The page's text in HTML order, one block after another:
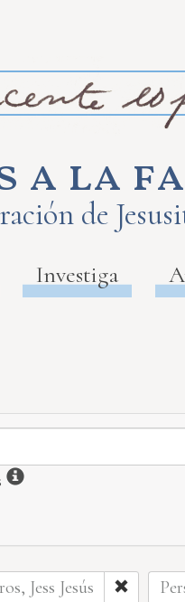
a la
de
Investiga
Información
Jess Jesús